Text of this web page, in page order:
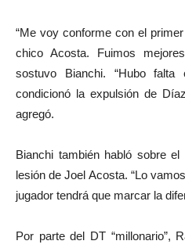
“Me voy conforme con el
chico Acosta. Fuimos
sostuvo Bianchi. “Hubo
condicionó la expulsión de
agregó.
Bianchi también habló sobre
lesión de Joel Acosta. “Lo
jugador tendrá que marcar la
Por parte del DT “millonario”,